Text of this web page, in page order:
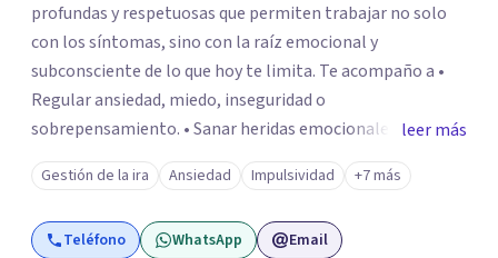
profundas y respetuosas que permiten trabajar no solo
con los síntomas, sino con la raíz emocional y
subconsciente de lo que hoy te limita. Te acompaño a •
Regular ansiedad, miedo, inseguridad o
sobrepensamiento. • Sanar heridas emocionales y
fortalecer tu autoestima. . Comprender por qué repites
ciertos patrones o emociones. Puedes superar lo que te
preocupa y lograr tus objetivos más pronto de lo que
imaginas. Contáctame por Wahtsapp. Puedo ayudarte.
leer más
Gestión de la ira Ansiedad Impulsividad +7 más
Teléfono WhatsApp Email